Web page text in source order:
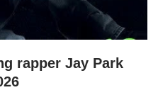
rapper Jay Park